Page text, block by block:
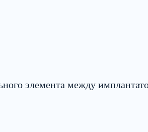
элемента между